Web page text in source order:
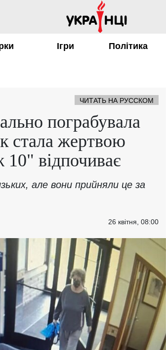
Ігри Політика
ЧИТАТЬ НА РУССКОМ
пограбувала
стала жертвою
відпочиває
але вони прийняли це за
26 квітня, 08:00